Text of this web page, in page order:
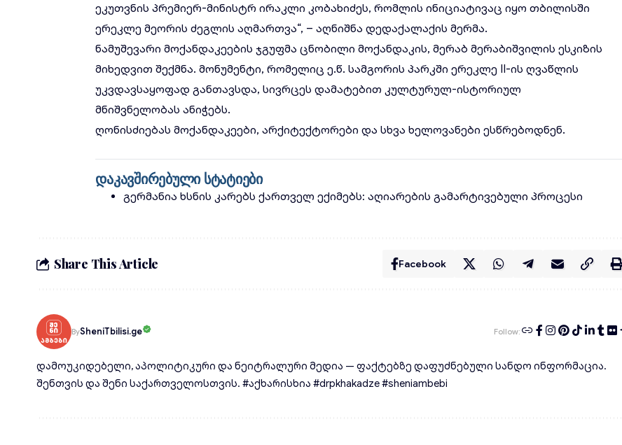
ეკუთვნის პრემიერ-მინისტრ ირაკლი კობახიძეს, რომლის ინიციატივაც იყო თბილისში
ერეკლე მეორის ძეგლის აღმართვა“, – აღნიშნა დედაქალაქის მერმა.
ნამუშევარი მოქანდაკეების ჯგუფმა ცნობილი მოქანდაკის, მერაბ მერაბიშვილის ესკიზის
მიხედვით შექმნა. მონუმენტი, რომელიც ე.წ. სამგორის პარკში ერეკლე II-ის ღვაწლის
უკვდავსაყოფად განთავსდა, სივრცეს დამატებით კულტურულ-ისტორიულ
მნიშვნელობას ანიჭებს.
ღონისძიებას მოქანდაკეები, არქიტექტორები და სხვა ხელოვანებიესწრებოდნენ.
დაკავშირებული სტატიები
გერმანია ხსნის კარებს ქართველ ექიმებს: აღიარების გამარტივებული პროცესი
Share This Article Facebook
BySheniTbilisi.ge Follow:
დამოუკიდებელი, აპოლიტიკური და ნეიტრალური მედია — ფაქტებზე დაფუძნებული სანდო ინფორმაცია.
შენთვის და შენი საქართველოსთვის. #აქხარისხია #drpkhakadze #sheniambebi